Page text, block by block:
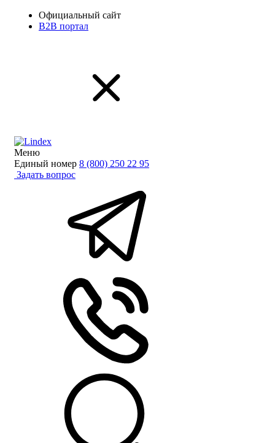
Официальный сайт
B2B портал
Меню
Единый номер 8 (800) 250 22 95
Задать вопрос